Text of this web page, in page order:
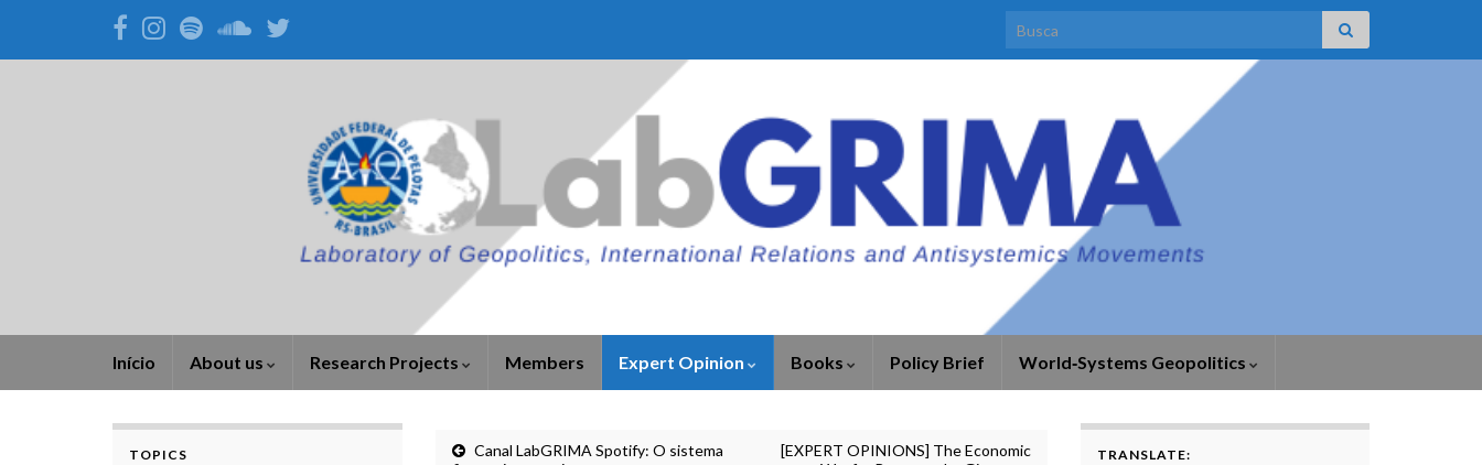
Search for:
Início About us Research Projects Members Expert Opinion Books Policy Brief World‑Systems Geopolitics
Canal LabGRIMA Spotify: O sistema
[EXPERT OPINIONS] The Economic
TOPICS TRANSLATE: